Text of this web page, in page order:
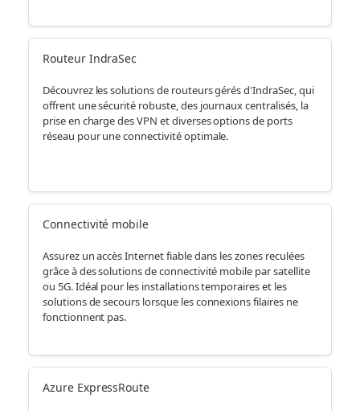
Routeur IndraSec
Découvrez les solutions de routeurs gérés d'IndraSec, qui
offrent une sécurité robuste, des journaux centralisés, la
prise en charge des VPN et diverses options de ports
réseau pour une connectivité optimale.
Connectivité mobile
Assurez un accès Internet fiable dans les zones reculées
grâce à des solutions de connectivité mobile par satellite
ou 5G. Idéal pour les installations temporaires et les
solutions de secours lorsque les connexions filaires ne
fonctionnent pas.
Azure ExpressRoute